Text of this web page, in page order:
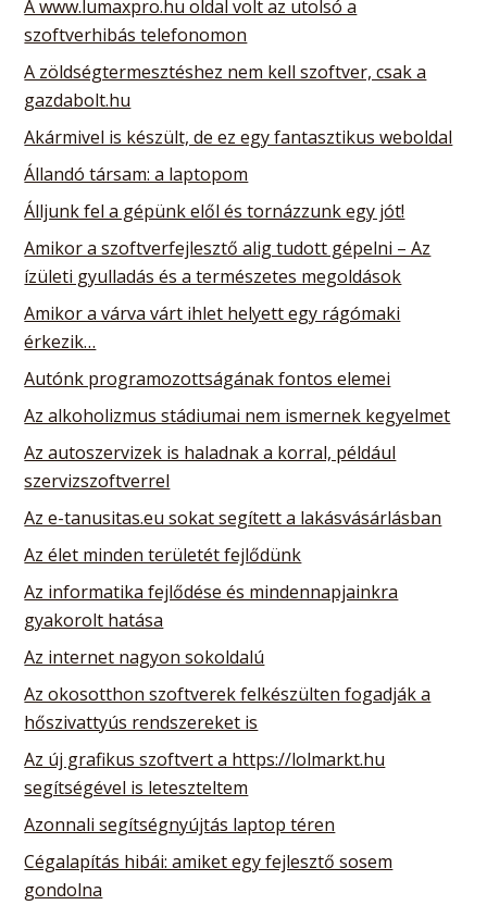
A www.lumaxpro.hu oldal volt az utolsó a
szoftverhibás telefonomon
A zöldségtermesztéshez nem kell szoftver, csak a
gazdabolt.hu
Akármivel is készült, de ez egy fantasztikus weboldal
Állandó társam: a laptopom
Álljunk fel a gépünk elől és tornázzunk egy jót!
Amikor a szoftverfejlesztő alig tudott gépelni – Az
ízületi gyulladás és a természetes megoldások
Amikor a várva várt ihlet helyett egy rágómaki
érkezik…
Autónk programozottságának fontos elemei
Az alkoholizmus stádiumai nem ismernek kegyelmet
Az autoszervizek is haladnak a korral, például
szervizszoftverrel
Az e-tanusitas.eu sokat segített a lakásvásárlásban
Az élet minden területét fejlődünk
Az informatika fejlődése és mindennapjainkra
gyakorolt hatása
Az internet nagyon sokoldalú
Az okosotthon szoftverek felkészülten fogadják a
hőszivattyús rendszereket is
Az új grafikus szoftvert a https://lolmarkt.hu
segítségével is leteszteltem
Azonnali segítségnyújtás laptop téren
Cégalapítás hibái: amiket egy fejlesztő sosem
gondolna